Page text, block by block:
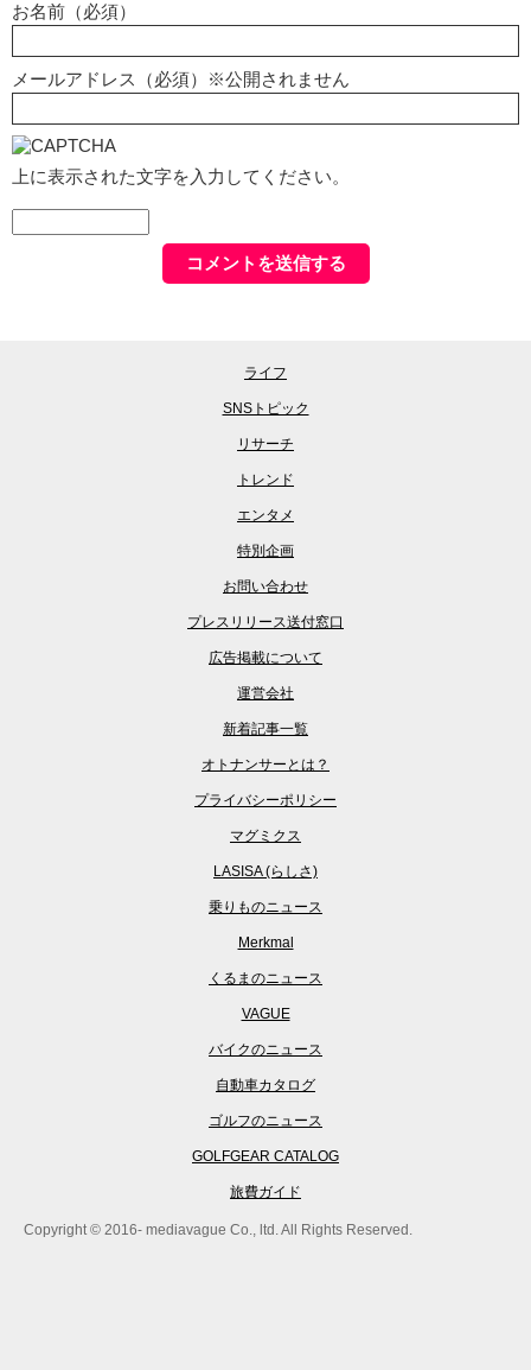
お名前（必須）
メールアドレス（必須）※公開されません
上に表示された文字を入力してください。
ライフ
SNSトピック
リサーチ
トレンド
エンタメ
特別企画
お問い合わせ
プレスリリース送付窓口
広告掲載について
運営会社
新着記事一覧
オトナンサーとは？
プライバシーポリシー
マグミクス
LASISA (らしさ)
乗りものニュース
Merkmal
くるまのニュース
VAGUE
バイクのニュース
自動車カタログ
ゴルフのニュース
GOLFGEAR CATALOG
旅費ガイド
Copyright © 2016- mediavague Co., ltd. All Rights Reserved.